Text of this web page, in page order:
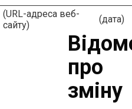
(URL-адреса веб-
сайту)
(дата)
про
зміну